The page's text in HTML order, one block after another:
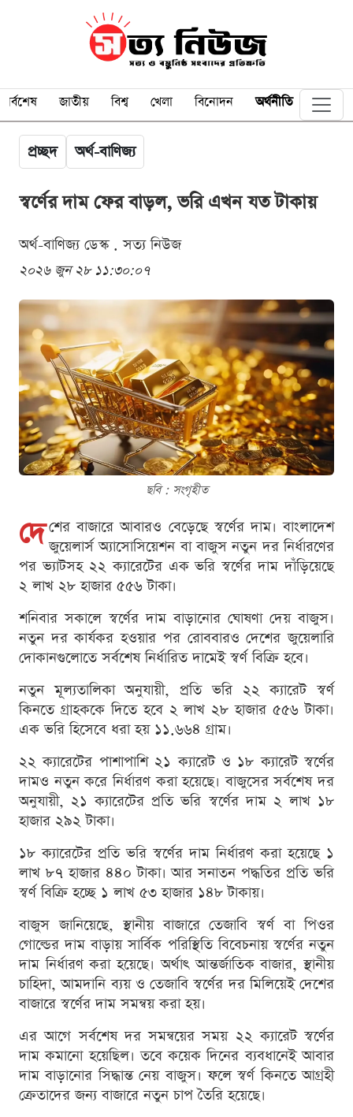
সর্বশেষ জাতীয় বিশ্ব খেলা বিনোদন অর্থনীতি
প্রচ্ছদ অর্থ-বাণিজ্য
স্বর্ণের দাম ফের বাড়ল, ভরি এখন যত টাকায়
অর্থ-বাণিজ্য ডেস্ক . সত্য নিউজ
২০২৬ জুন ২৮ ১১:৩০:০৭
ছবি : সংগৃহীত
দে শের বাজারে আবারও বেড়েছে স্বর্ণের দাম। বাংলাদেশ
জুয়েলার্স অ্যাসোসিয়েশন বা বাজুস নতুন দর নির্ধারণের
পর ভ্যাটসহ ২২ ক্যারেটের এক ভরি স্বর্ণের দাম দাঁড়িয়েছে
২ লাখ ২৮ হাজার ৫৫৬ টাকা।
শনিবার সকালে স্বর্ণের দাম বাড়ানোর ঘোষণা দেয় বাজুস।
নতুন দর কার্যকর হওয়ার পর রোববারও দেশের জুয়েলারি
দোকানগুলোতে সর্বশেষ নির্ধারিত দামেই স্বর্ণ বিক্রি হবে।
নতুন মূল্যতালিকা অনুযায়ী, প্রতি ভরি ২২ ক্যারেট স্বর্ণ
কিনতে গ্রাহককে দিতে হবে ২ লাখ ২৮ হাজার ৫৫৬ টাকা।
এক ভরি হিসেবে ধরা হয় ১১.৬৬৪ গ্রাম।
২২ ক্যারেটের পাশাপাশি ২১ ক্যারেট ও ১৮ ক্যারেট স্বর্ণের
দামও নতুন করে নির্ধারণ করা হয়েছে। বাজুসের সর্বশেষ দর
অনুযায়ী, ২১ ক্যারেটের প্রতি ভরি স্বর্ণের দাম ২ লাখ ১৮
হাজার ২৯২ টাকা।
১৮ ক্যারেটের প্রতি ভরি স্বর্ণের দাম নির্ধারণ করা হয়েছে ১
লাখ ৮৭ হাজার ৪৪০ টাকা। আর সনাতন পদ্ধতির প্রতি ভরি
স্বর্ণ বিক্রি হচ্ছে ১ লাখ ৫৩ হাজার ১৪৮ টাকায়।
বাজুস জানিয়েছে, স্থানীয় বাজারে তেজাবি স্বর্ণ বা পিওর
গোল্ডের দাম বাড়ায় সার্বিক পরিস্থিতি বিবেচনায় স্বর্ণের নতুন
দাম নির্ধারণ করা হয়েছে। অর্থাৎ আন্তর্জাতিক বাজার, স্থানীয়
চাহিদা, আমদানি ব্যয় ও তেজাবি স্বর্ণের দর মিলিয়েই দেশের
বাজারে স্বর্ণের দাম সমন্বয় করা হয়।
এর আগে সর্বশেষ দর সমন্বয়ের সময় ২২ ক্যারেট স্বর্ণের
দাম কমানো হয়েছিল। তবে কয়েক দিনের ব্যবধানেই আবার
দাম বাড়ানোর সিদ্ধান্ত নেয় বাজুস। ফলে স্বর্ণ কিনতে আগ্রহী
ক্রেতাদের জন্য বাজারে নতুন চাপ তৈরি হয়েছে।